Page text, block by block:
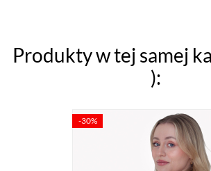
Produkty w tej samej
):
-30%